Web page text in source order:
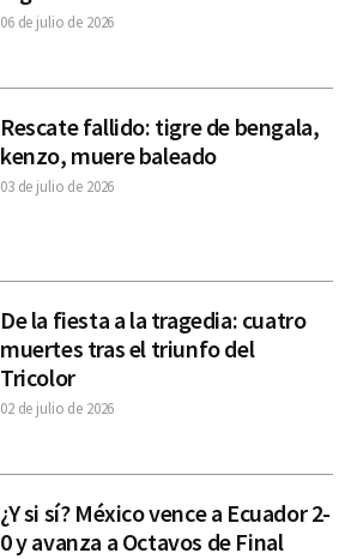
06 de julio de 2026
Rescate fallido: tigre de bengala,
kenzo, muere baleado
03 de julio de 2026
De la fiesta a la tragedia: cuatro
muertes tras el triunfo del
Tricolor
02 de julio de 2026
¿Y si sí? México vence a Ecuador 2-
0 y avanza a Octavos de Final